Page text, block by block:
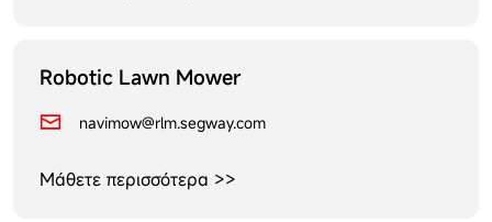
Robotic Lawn Mower
navimow@rlm.segway.com
Μάθετε περισσότερα >>